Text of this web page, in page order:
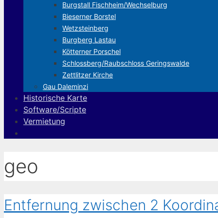
Burgstall Fischheim/Wechselburg
Bieserner Borstel
Wetzsteinberg
Burgberg Lastau
Kötterner Porschel
Schlossberg/Raubschloss Geringswalde
Zettlitzer Kirche
Gau Daleminzi
Historische Karte
Software/Scripte
Vermietung
geo
Entfernung zwischen 2